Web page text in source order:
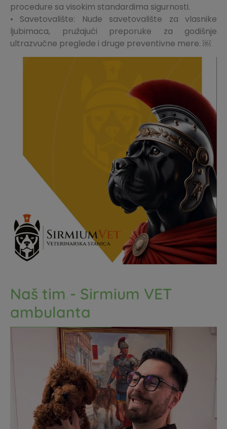
procedure sa visokim standardima sigurnosti.
• Savetovalište: Nude savetovalište za vlasnike
ljubimaca, pružajući preporuke za godišnje
ultrazvučne preglede i druge preventivne mere. ￼
Naš tim - Sirmium VET
ambulanta